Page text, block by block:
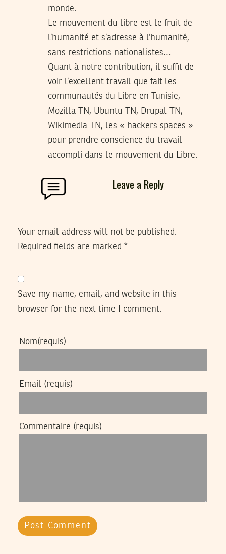
monde.
Le mouvement du libre est le fruit de
l’humanité et s’adresse à l’humanité,
sans restrictions nationalistes…
Quant à notre contribution, il suffit de
voir l’excellent travail que fait les
communautés du Libre en Tunisie,
Mozilla TN, Ubuntu TN, Drupal TN,
Wikimedia TN, les « hackers spaces »
pour prendre conscience du travail
accompli dans le mouvement du Libre.
Leave a Reply
Your email address will not be published.
Required fields are marked *
Save my name, email, and website in this
browser for the next time I comment.
Nom(requis)
Email (requis)
Commentaire (requis)